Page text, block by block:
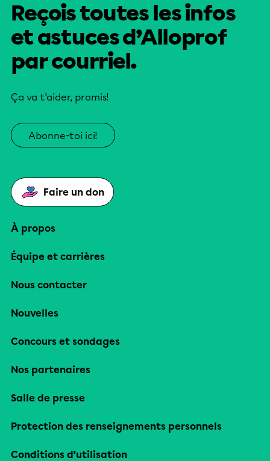
Reçois toutes les infos
et astuces d’Alloprof
par courriel.
Ça va t’aider, promis!
Abonne-toi ici!
Faire un don
À propos
Équipe et carrières
Nous contacter
Nouvelles
Concours et sondages
Nos partenaires
Salle de presse
Protection des renseignements personnels
Conditions d’utilisation